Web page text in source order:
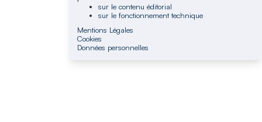
sur le contenu éditorial
sur le fonctionnement technique
Mentions Légales
Cookies
Données personnelles